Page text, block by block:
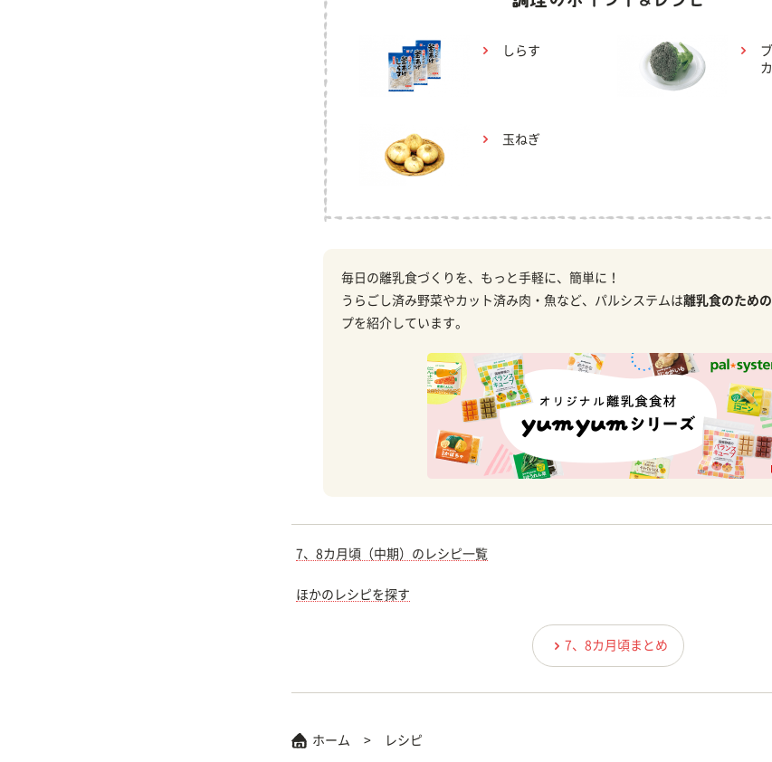
しらす
玉ねぎ
毎日の離乳食づくりを、もっと手軽に、簡単に！
うらごし済み野菜やカット済み肉・魚など、パルシステムは離乳食のため
プを紹介しています。
7、8カ月頃（中期）のレシピ一覧
ほかのレシピを探す
7、8カ月頃まとめ
ホーム レシピ